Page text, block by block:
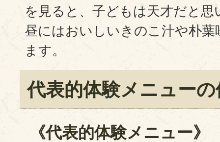
を見ると、子どもは天才だと思
昼にはおいしいきのこ汁や朴
ます。
代表的体験メニュー
《代表的体験メニュー》